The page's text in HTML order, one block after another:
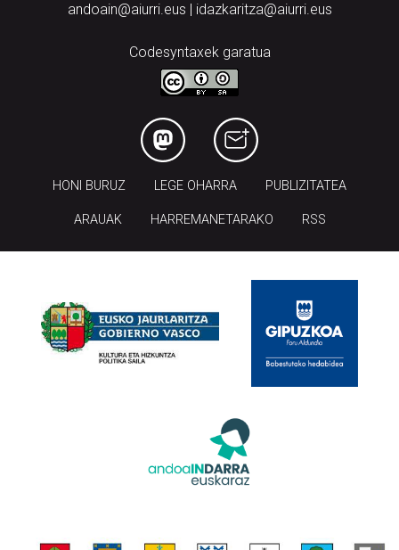
andoain@aiurri.eus | idazkaritza@aiurri.eus
Codesyntaxek garatua
HONI BURUZ LEGE OHARRA PUBLIZITATEA
ARAUAK HARREMANETARAKO RSS